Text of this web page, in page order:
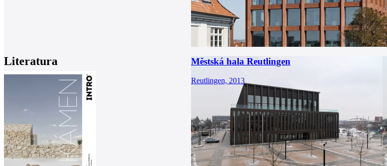
Literatura Městská hala Reutlingen
Reutlingen, 2013